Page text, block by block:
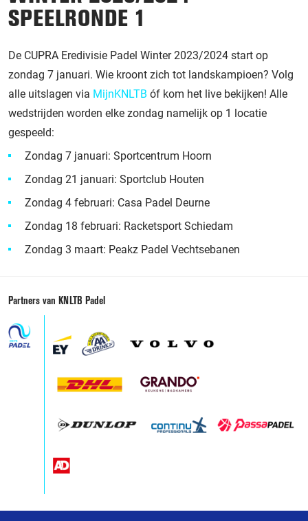
SPEELRONDE 1
De CUPRA Eredivisie Padel Winter 2023/2024 start op
zondag 7 januari. Wie kroont zich tot landskampioen? Volg
alle uitslagen via MijnKNLTB óf kom het live bekijken! Alle
wedstrijden worden elke zondag namelijk op 1 locatie
gespeeld:
Zondag 7 januari: Sportcentrum Hoorn
Zondag 21 januari: Sportclub Houten
Zondag 4 februari: Casa Padel Deurne
Zondag 18 februari: Racketsport Schiedam
Zondag 3 maart: Peakz Padel Vechtsebanen
Partners van KNLTB Padel